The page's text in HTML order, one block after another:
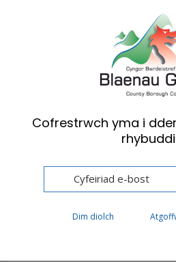
Cymraeg
Preswylwyr
Gwasanaethau
Cofrestrwch yma i
Dim diolch